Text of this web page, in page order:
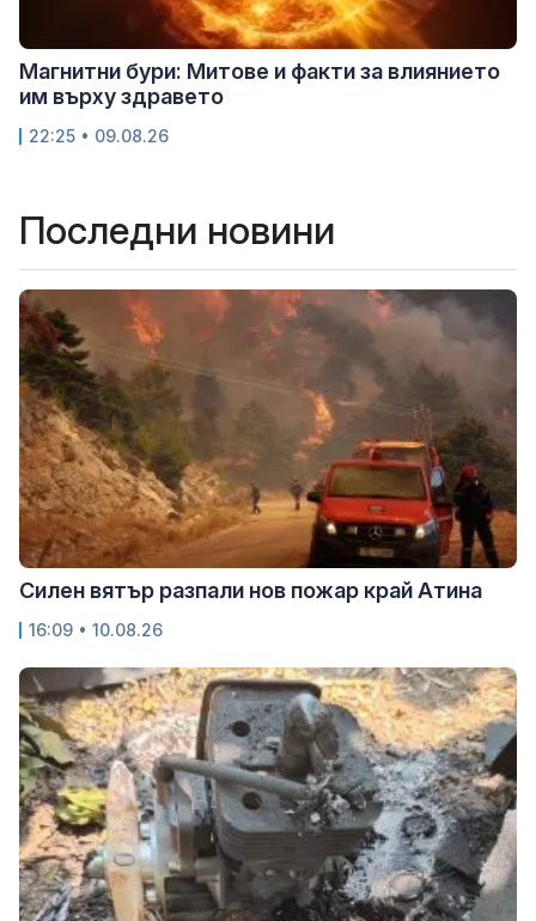
Магнитни бури: Митове и факти за влиянието
им върху здравето
22:25 • 09.08.26
Последни новини
Силен вятър разпали нов пожар край Атина
16:09 • 10.08.26